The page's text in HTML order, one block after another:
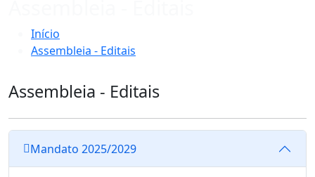
Início
Assembleia - Editais
Assembleia - Editais
Mandato 2025/2029